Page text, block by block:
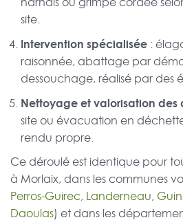
site.
Intervention spécialisée :
raisonnée, abattage par
dessouchage, réalisé par des
Nettoyage et valorisation des
site ou évacuation en
rendu propre.
Ce déroulé est identique pour
à Morlaix, dans les communes
Perros-Guirec, Landerneau,
Daoulas) et dans les